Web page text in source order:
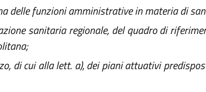
funzioni amministrative in materia di
sanitaria regionale, del quadro di
di cui alla lett. a), dei piani attuativi